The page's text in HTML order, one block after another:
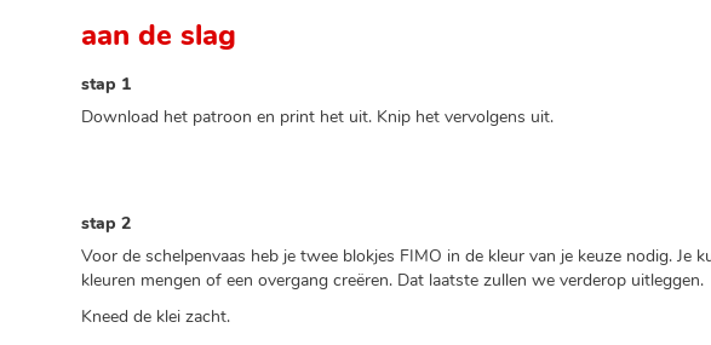
aan de slag
stap 1
Download het patroon en print het uit. Knip het vervolgens uit.
stap 2
Voor de schelpenvaas heb je twee blokjes FIMO in de kleur van je keuze nodig. Je
kleuren mengen of een overgang creëren. Dat laatste zullen we verderop uitleggen.
Kneed de klei zacht.